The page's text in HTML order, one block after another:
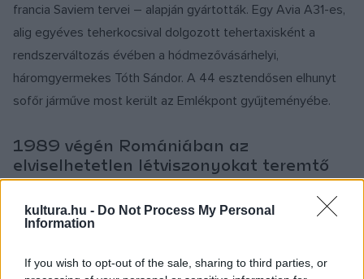
kultura.hu - Do Not Process My Personal
Information
If you wish to opt-out of the sale, sharing to third parties, or
francia Saviem tervei – alapján gyártották. Egy Avia A31-es,
alig egyéves teherkocsival dolgozott tehertaxisként a
rendszerváltozás évében a hódmezővásárhelyi,
háromgyermekes Tóth Sándor. A 44 esztendősen elhunyt
sofőr járműve most került az Emlékpont gyűjteményébe.
1989 végén Romániában az
elviselhetetlen létviszonyokat teremtő
Ceauşescu-diktatúra ellen kitört
forradalom hírére Magyarország-szerte,
így Hódmezővásárhelyen is szolidaritási
temesváriak megsegítésére.